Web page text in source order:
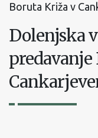
Boruta Križa v
Dolenjska